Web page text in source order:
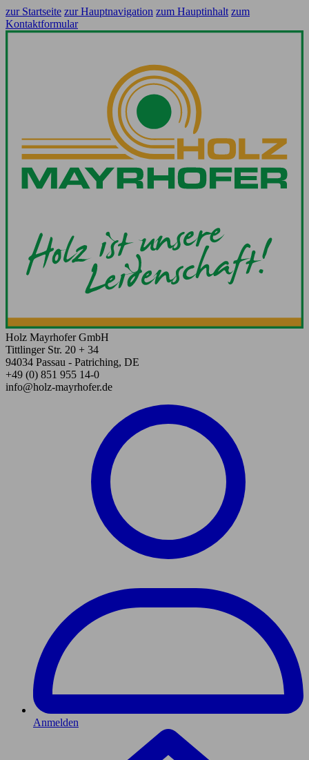
zur Startseite zur Hauptnavigation zum Hauptinhalt zum
Kontaktformular
Holz Mayrhofer GmbH
Tittlinger Str. 20 + 34
94034 Passau - Patriching, DE
+49 (0) 851 955 14-0
info@holz-mayrhofer.de
Anmelden